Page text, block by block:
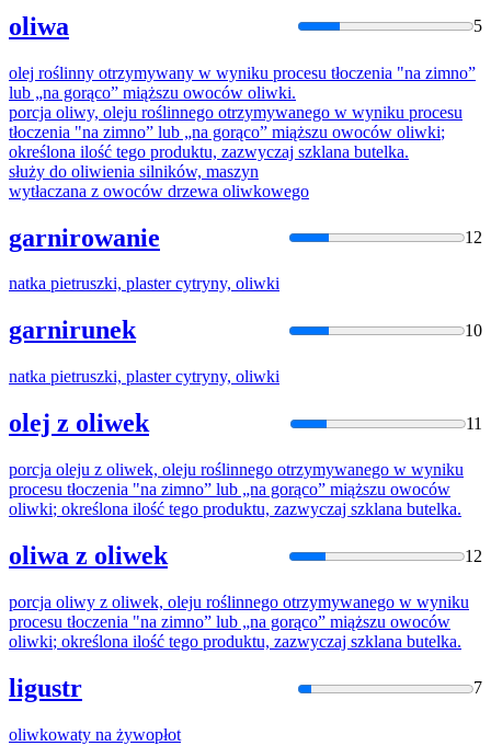
oliwa 5
olej roślinny otrzymywany w wyniku procesu tłoczenia "na zimno”
lub „na gorąco” miąższu owoców oliwki.
porcja oliwy, oleju roślinnego otrzymywanego w wyniku procesu
tłoczenia "na zimno” lub „na gorąco” miąższu owoców oliwki;
określona ilość tego produktu, zazwyczaj szklana butelka.
służy do oliwienia silników, maszyn
wytłaczana z owoców drzewa oliwkowego
garnirowanie 12
natka pietruszki, plaster cytryny, oliwki
garnirunek 10
natka pietruszki, plaster cytryny, oliwki
olej z oliwek 11
porcja oleju z oliwek, oleju roślinnego otrzymywanego w wyniku
procesu tłoczenia "na zimno” lub „na gorąco” miąższu owoców
oliwki; określona ilość tego produktu, zazwyczaj szklana butelka.
oliwa z oliwek 12
porcja oliwy z oliwek, oleju roślinnego otrzymywanego w wyniku
procesu tłoczenia "na zimno” lub „na gorąco” miąższu owoców
oliwki; określona ilość tego produktu, zazwyczaj szklana butelka.
ligustr 7
oliwkowaty na żywopłot